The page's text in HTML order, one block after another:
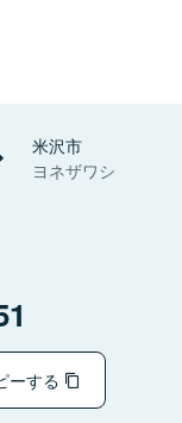
米沢市
ヨネザワシ
ーする